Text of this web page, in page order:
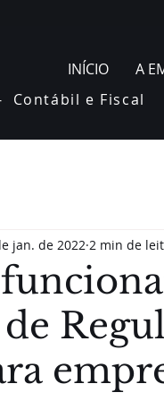
INÍCIO A
Contábil e Fiscal
jan. de 2022 2 min de